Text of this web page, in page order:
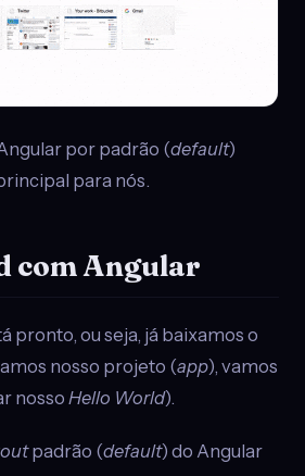
por padrão (default)
para nós.
com Angular
pronto, ou seja, já baixamos o
nosso projeto (app), vamos
nosso Hello World).
padrão (default) do Angular